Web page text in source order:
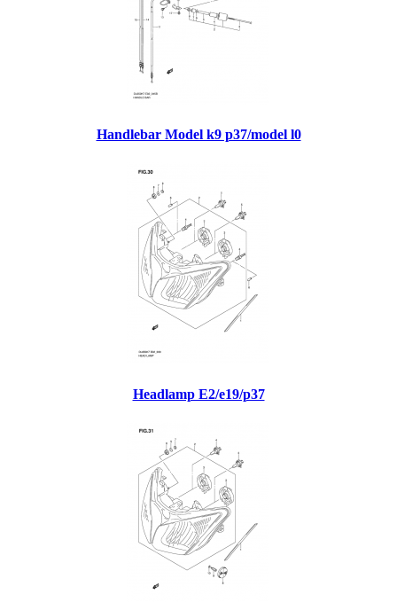
Handlebar Model k9 p37/model l0
Headlamp E2/e19/p37